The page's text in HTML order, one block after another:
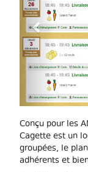
Conçu pour les
Cagette est un
groupées, le
adhérents et